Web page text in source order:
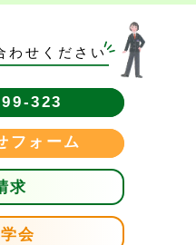
わせください
323
フォーム
求
会